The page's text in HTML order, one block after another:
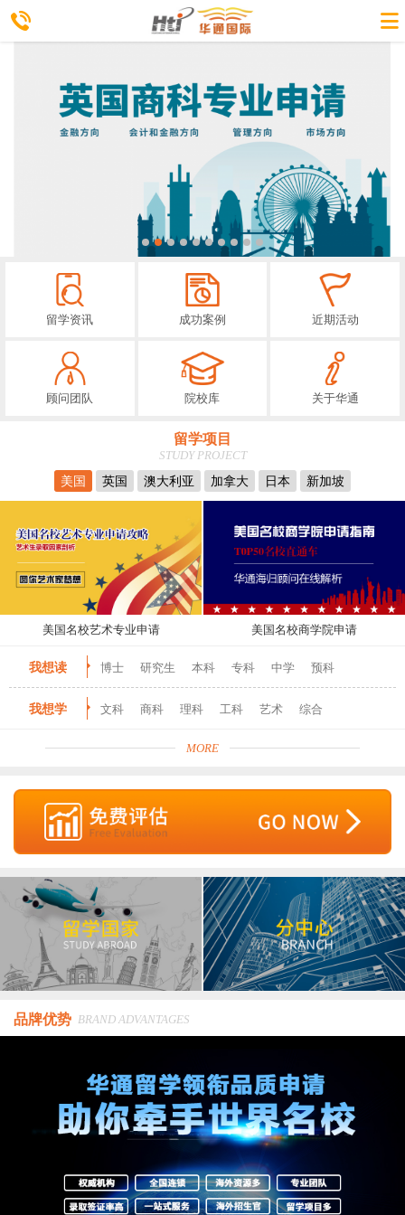
留学资讯 成功案例 近期活动
顾问团队 院校库 关于华通
留学项目
STUDY PROJECT
美国
英国 澳大利亚 加拿大 日本 新加坡
美国名校艺术专业申请 美国名校商学院申请
我想读 博士 研究生 本科 专科 中学 预科
我想学 文科 商科 理科 工科 艺术 综合
MORE
品牌优势 BRAND ADVANTAGES